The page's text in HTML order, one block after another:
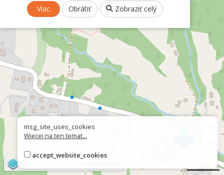
Viac Obrátiť Zobraziť celý
msg_site_uses_cookies
Więcej na ten temat...
accept_website_cookies